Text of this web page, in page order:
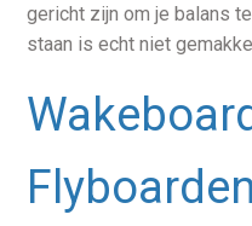
gericht zijn om je balans
staan is echt niet
Flyboarden